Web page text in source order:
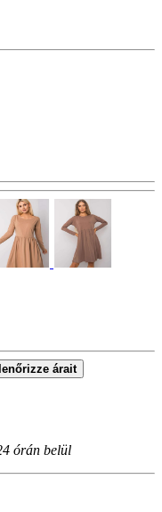
árait
órán belül